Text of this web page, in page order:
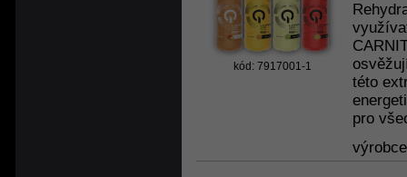
kód: 7917001-1
této
pro